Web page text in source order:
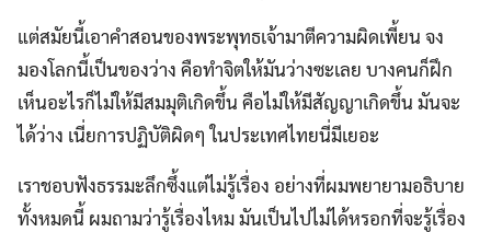
แต่สมัยนี้เอาคำสอนของพระพุทธเจ้ามาตีความผิดเพี้ยน จง
มองโลกนี้เป็นของว่าง คือทำจิตให้มันว่างซะเลย บางคนก็ฝึก
เห็นอะไรก็ไม่ให้มีสมมุติเกิดขึ้น คือไม่ให้มีสัญญาเกิดขึ้น มันจะ
ได้ว่าง เนี่ยการปฏิบัติผิดๆ ในประเทศไทยนี่มีเยอะ
เราชอบฟังธรรมะลึกซึ้งแต่ไม่รู้เรื่อง อย่างที่ผมพยายามอธิบาย
ทั้งหมดนี้ ผมถามว่ารู้เรื่องไหม มันเป็นไปไม่ได้หรอกที่จะรู้เรื่อง